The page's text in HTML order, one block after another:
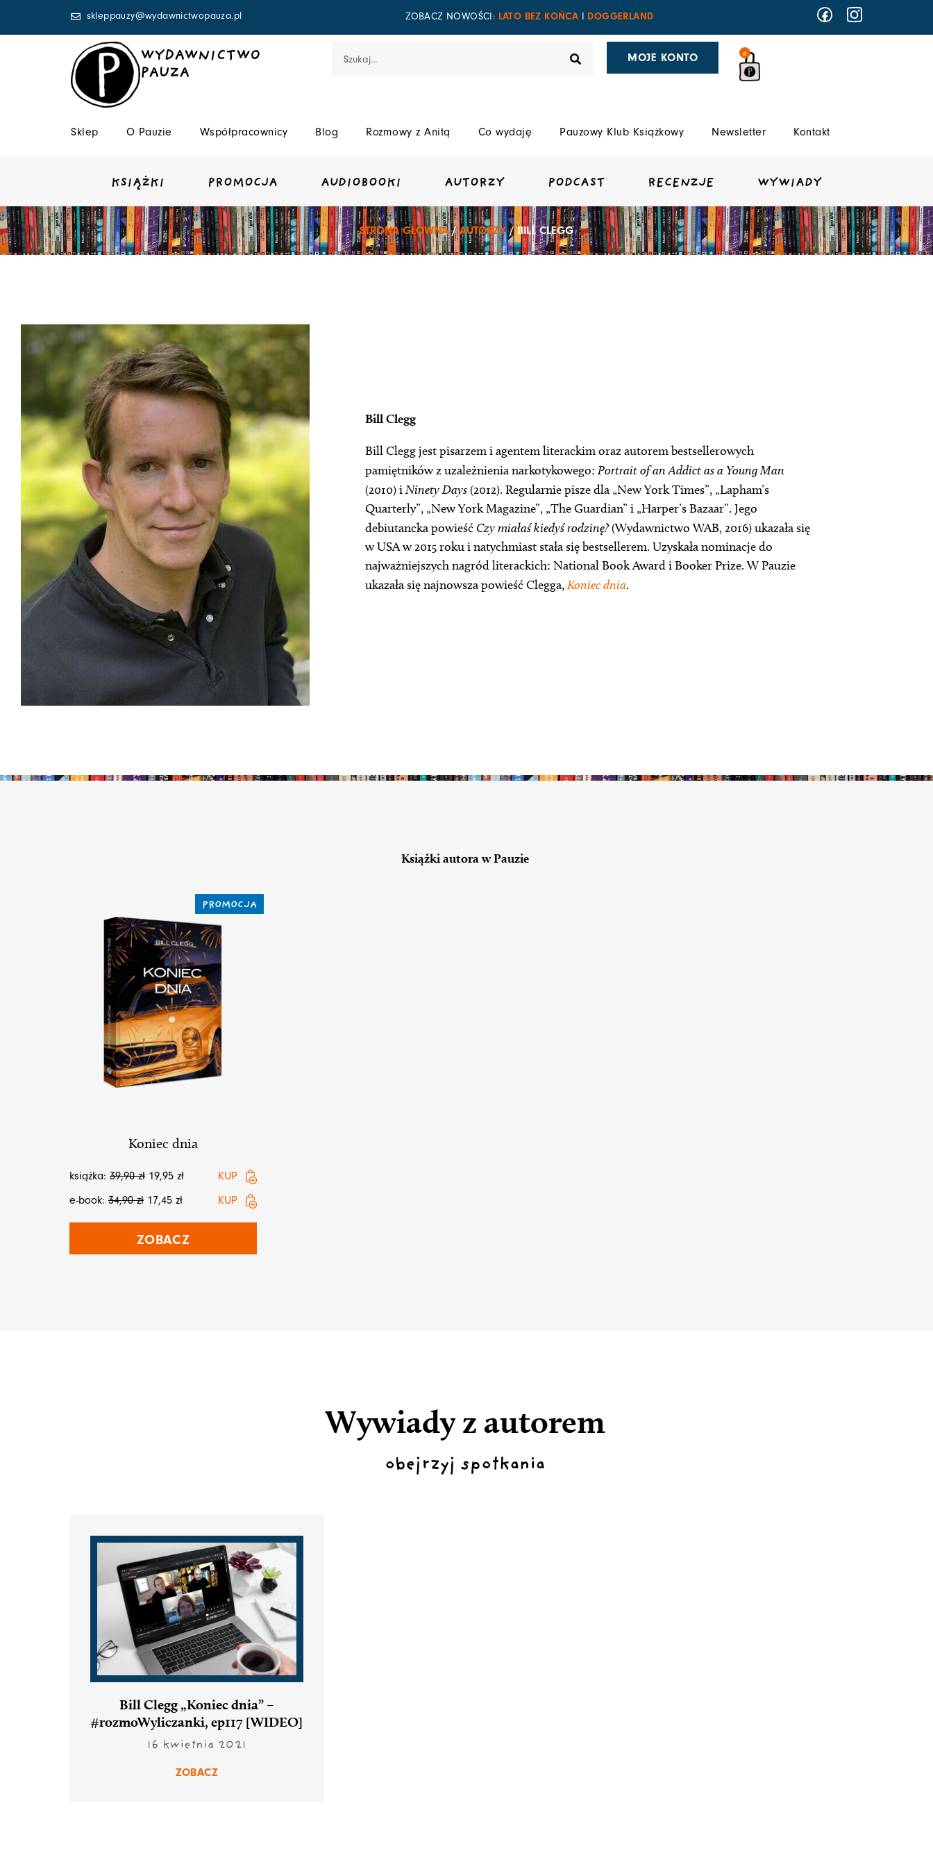
skleppauzy@wydawnictwopauza.pl ZOBACZ NOWOŚCI: LATO BEZ KOŃCA DOGGERLAND
WYDAWNICTWO
PAUZA
MOJE KONTO 0
Sklep O Pauzie Współpracownicy Blog Rozmowy z Anitą Co wydaję Pauzowy Klub Książkowy Newsletter Kontakt
KSIĄŻKI PROMOCJA AUDIOBOOKI AUTORZY PODCAST RECENZJE WYWIADY
STRONA GŁÓWNA/AUTORZY/ BILL CLEGG
Bill Clegg
Bill Clegg jest pisarzem i agentem literackim oraz autorem bestsellerowych
pamiętników z uzależnienia narkotykowego: Portrait of an Addict as a Young Man
(2010) iNinety Days(2012). Regularnie pisze dla „New York Times”, „Lapham’s
Quarterly”, „New York Magazine”, „The Guardian” i „Harper’s Bazaar”. Jego
debiutancka powieść Czy miałaś kiedyś rodzinę?(Wydawnictwo WAB, 2016) ukazała się
w USA w 2015 roku i natychmiast stała się bestsellerem. Uzyskała nominacje do
najważniejszych nagród literackich: National Book Award i Booker Prize. W Pauzie
ukazała się najnowsza powieść Clegga,Koniec dnia.
Książki autora w Pauzie
PROMOCJA
Koniec dnia
książka: 39,90zł 19,95 zł
KUP
e-book: 34,90zł 17,45 zł KUP
ZOBACZ
Wywiady z autorem
obejrzyj spotkania
Bill Clegg „Koniec dnia” –
#rozmoWyliczanki, ep117 [WIDEO]
16 kwietnia 2021
ZOBACZ